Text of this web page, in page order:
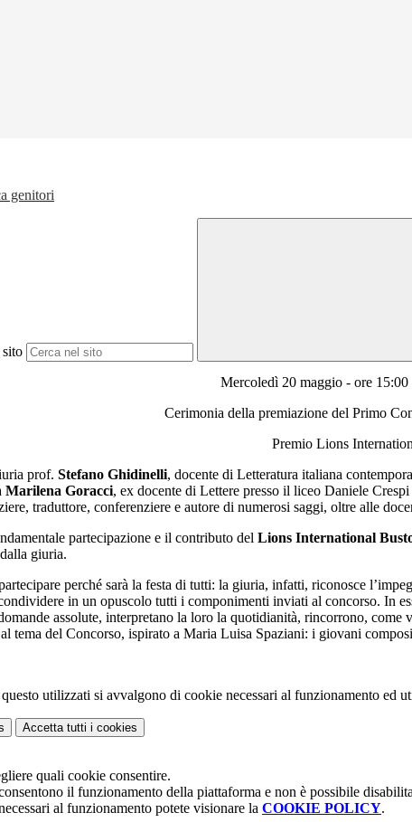
genitori
Mercoledì 20 maggio - ore
Cerimonia della premiazione del Primo
Premio Lions
prof. Stefano Ghidinelli, docente di Letteratura italiana
Marilena Goracci, ex docente di Lettere presso il liceo Daniele
traduttore, conferenziere e autore di numerosi saggi, oltre alle
partecipazione e il contributo del Lions International
giuria.
perché sarà la festa di tutti: la giuria, infatti, riconosce
in un opuscolo tutti i componimenti inviati al concorso. In
assolute, interpretano la loro la quotidianità, rincorrono,
tema del Concorso, ispirato a Maria Luisa Spaziani: i giovani
utilizzati si avvalgono di cookie necessari al funzionamento ed
Accetta tutti i cookies
quali cookie consentire.
il funzionamento della piattaforma e non è possibile
al funzionamento potete visionare la COOKIE POLICY.